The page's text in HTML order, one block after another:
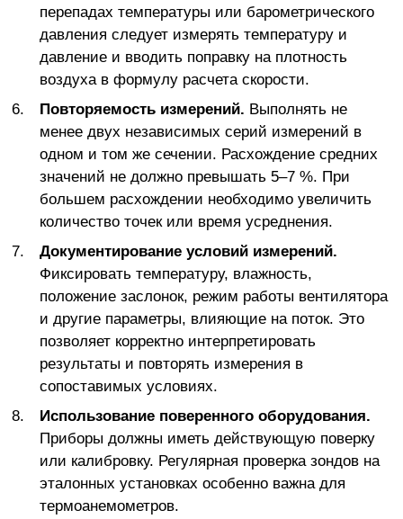
перепадах температуры или барометрического
давления следует измерять температуру и
давление и вводить поправку на плотность
воздуха в формулу расчета скорости.
Повторяемость измерений. Выполнять не
менее двух независимых серий измерений в
одном и том же сечении. Расхождение средних
значений не должно превышать 5–7 %. При
большем расхождении необходимо увеличить
количество точек или время усреднения.
Документирование условий измерений.
Фиксировать температуру, влажность,
положение заслонок, режим работы вентилятора
и другие параметры, влияющие на поток. Это
позволяет корректно интерпретировать
результаты и повторять измерения в
сопоставимых условиях.
Использование поверенного оборудования.
Приборы должны иметь действующую поверку
или калибровку. Регулярная проверка зондов на
эталонных установках особенно важна для
термоанемометров.